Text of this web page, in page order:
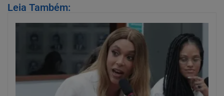
Leia Também: